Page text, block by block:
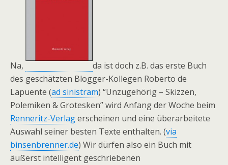
Na,
da ist doch z.B. das erste Buch
des geschätzten Blogger-Kollegen Roberto de
Lapuente (ad sinistram) “Unzugehörig – Skizzen,
Polemiken & Grotesken” wird Anfang der Woche beim
Renneritz-Verlagerscheinen und eine überarbeitete
Auswahl seiner besten Texte enthalten. (via
binsenbrenner.de) Wir dürfen also ein Buch mit
äußerst intelligent geschriebenen